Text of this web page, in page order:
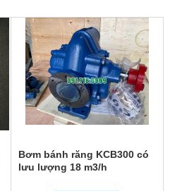
Bơm bánh răng KCB300 có
lưu lượng 18 m3/h